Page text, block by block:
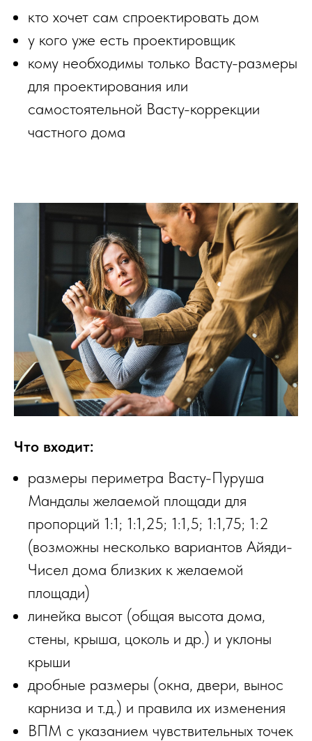
кто хочет сам спроектировать дом
у кого уже есть проектировщик
кому необходимы только Васту-размеры
для проектирования или
самостоятельной Васту-коррекции
частного дома
Что входит:
размеры периметра Васту-Пуруша
Мандалы желаемой площади для
пропорций 1:1; 1:1,25; 1:1,5; 1:1,75; 1:2
(возможны несколько вариантов Айяди-
Чисел дома близких к желаемой
площади)
линейка высот (общая высота дома,
стены, крыша, цоколь и др.) и уклоны
крыши
дробные размеры (окна, двери, вынос
карниза и т.д.) и правила их изменения
ВПМ с указанием чувствительных точек